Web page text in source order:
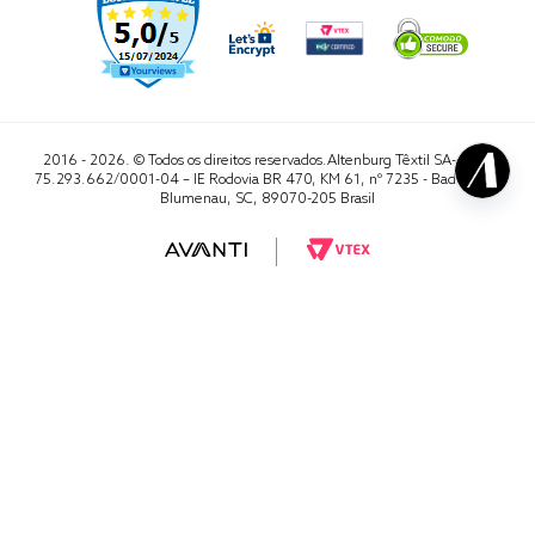
2016 - 2026. © Todos os direitos reservados.Altenburg Têxtil SA- CNPJ
75.293.662/0001-04 – IE Rodovia BR 470, KM 61, nº 7235 - Badenfurt,
Blumenau, SC, 89070-205 Brasil